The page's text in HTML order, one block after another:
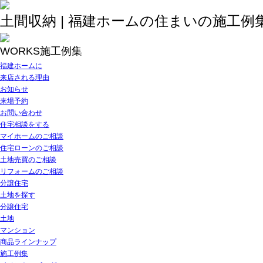
土間収納 | 福建ホームの住まいの施工例
WORKS施工例集
福建ホームに
来店される理由
お知らせ
来場予約
お問い合わせ
住宅相談をする
マイホームのご相談
住宅ローンのご相談
土地売買のご相談
リフォームのご相談
分譲住宅
土地を探す
分譲住宅
土地
マンション
商品ラインナップ
施工例集